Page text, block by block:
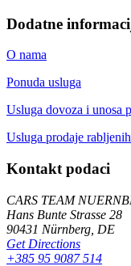
Dodatne
O nama
Ponuda usluga
Usluga dovoza i unosa
Usluga prodaje
Kontakt podaci
CARS TEAM
Hans Bunte Strasse 28
90431 Nürnberg, DE
Get Directions
+385 95 9087 514